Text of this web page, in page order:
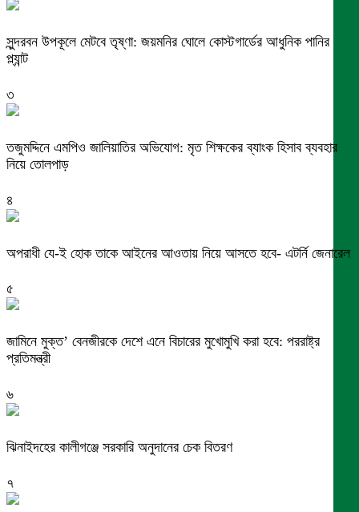
সুন্দরবন উপকূলে মেটবে তৃষ্ণা: জয়মনির ঘোলে কোস্টগার্ডের আধুনিক পানির
প্ল্যান্ট
৩
তজুমদ্দিনে এমপিও জালিয়াতির অভিযোগ: মৃত শিক্ষকের ব্যাংক হিসাব ব্যবহার
নিয়ে তোলপাড়
৪
অপরাধী যে-ই হোক তাকে আইনের আওতায় নিয়ে আসতে হবে- এটর্নি জেনারেল
৫
জামিনে মুক্ত’ বেনজীরকে দেশে এনে বিচারের মুখোমুখি করা হবে: পররাষ্ট্র
প্রতিমন্ত্রী
৬
ঝিনাইদহের কালীগঞ্জে সরকারি অনুদানের চেক বিতরণ
৭